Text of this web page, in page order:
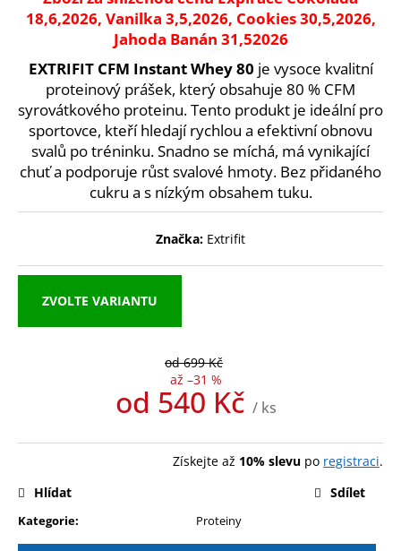
18,6,2026, Vanilka 3,5,2026, Cookies 30,5,2026,
Jahoda Banán 31,52026
EXTRIFIT CFM Instant Whey 80 je vysoce kvalitní
proteinový prášek, který obsahuje 80 % CFM
syrovátkového proteinu. Tento produkt je ideální pro
sportovce, kteří hledají rychlou a efektivní obnovu
svalů po tréninku. Snadno se míchá, má vynikající
chuť a podporuje růst svalové hmoty. Bez přidaného
cukru a s nízkým obsahem tuku.
ZVOLTE VARIANTU
Značka: Extrifit
od 699 Kč
až –31 %
od 540 Kč / ks
cena:
Získejte až 10% slevu po registraci.
Kategorie: Proteiny
Hlídat Sdílet
a
?
p
j
m
e